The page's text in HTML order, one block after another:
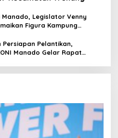
Legislator Venny
Figura Kampung
Persiapan Pelantikan,
Manado Gelar Rapat